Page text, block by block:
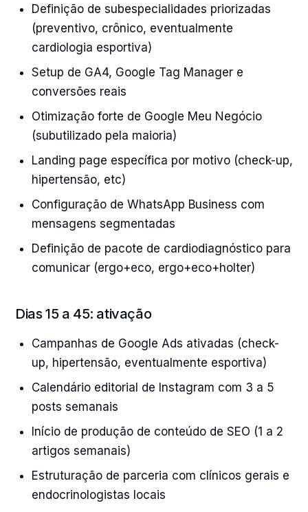
Definição de subespecialidades priorizadas
(preventivo, crônico, eventualmente
cardiologia esportiva)
Setup de GA4, Google Tag Manager e
conversões reais
Otimização forte de Google Meu Negócio
(subutilizado pela maioria)
Landing page específica por motivo (check-up,
hipertensão, etc)
Configuração de WhatsApp Business com
mensagens segmentadas
Definição de pacote de cardiodiagnóstico para
comunicar (ergo+eco, ergo+eco+holter)
Dias 15 a 45: ativação
Campanhas de Google Ads ativadas (check-
up, hipertensão, eventualmente esportiva)
Calendário editorial de Instagram com 3 a 5
posts semanais
Início de produção de conteúdo de SEO (1 a 2
artigos semanais)
Estruturação de parceria com clínicos gerais e
endocrinologistas locais